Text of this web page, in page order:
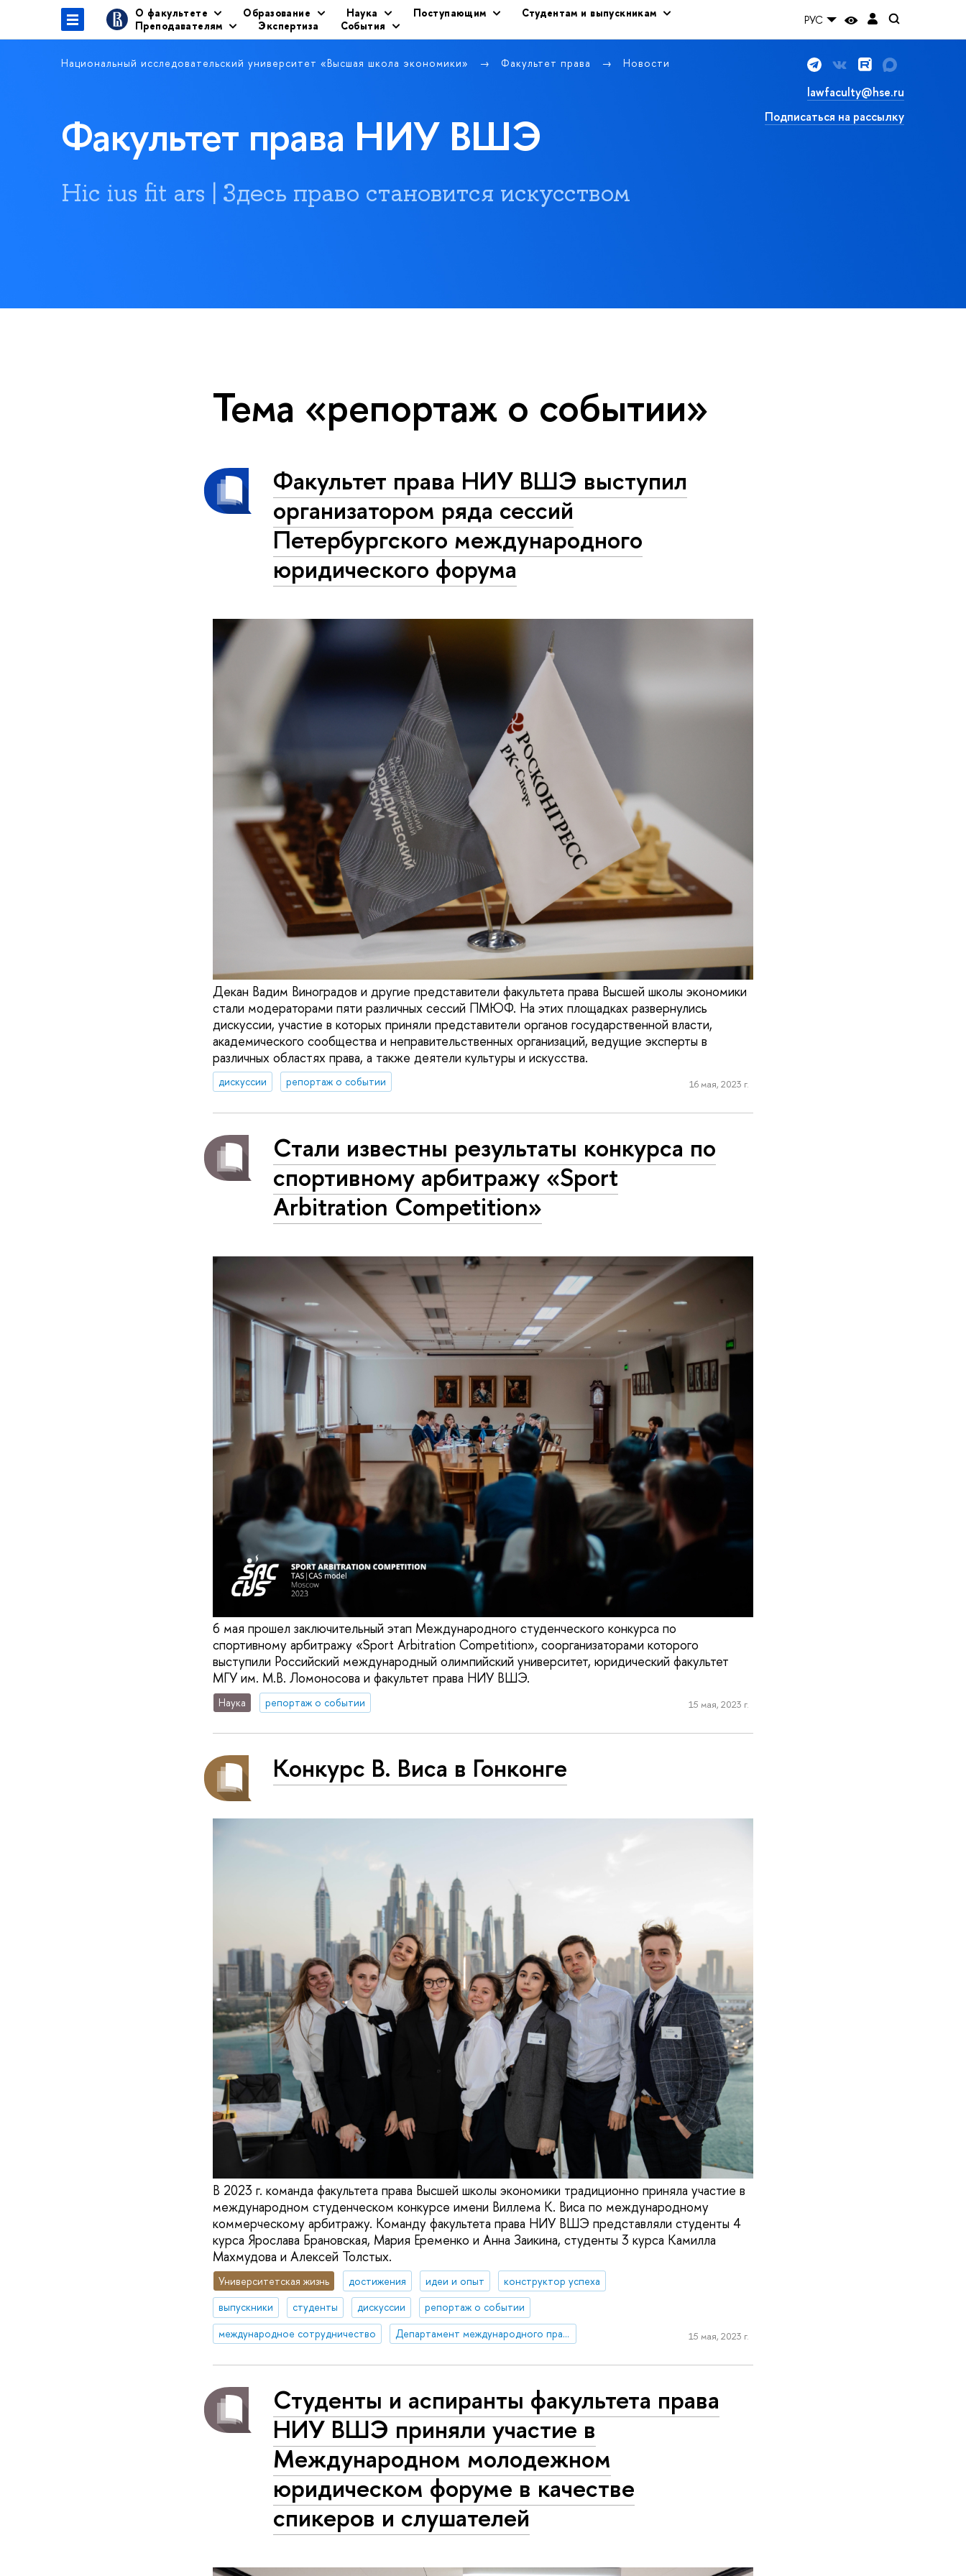
О факультете Образование Наука Поступающим
Студентам и выпускникам
Преподавателям
Экспертиза События РУС
Национальный исследовательский университет «Высшая школа экономики» Факультет права Новости
Факультет права НИУ ВШЭ
Hic ius fit ars | Здесь право становится искусством
lawfaculty@hse.ru
Подписаться на рассылку
Тема «репортаж о событии»
Факультет права НИУ ВШЭ выступил
организатором ряда сессий
Петербургского международного
юридического форума
Декан Вадим Виноградов и другие представители факультета права Высшей школы экономики
стали модераторами пяти различных сессий ПМЮФ. На этих площадках развернулись
дискуссии, участие в которых приняли представители органов государственной власти,
академического сообщества и неправительственных организаций, ведущие эксперты в
различных областях права, а также деятели культуры и искусства.
дискуссии репортаж о событии 16 мая, 2023 г.
Стали известны результаты конкурса по
спортивному арбитражу «Sport
Arbitration Competition»
6 мая прошел заключительный этап Международного студенческого конкурса по
спортивному арбитражу «Sport Arbitration Competition», соорганизаторами которого
выступили Российский международный олимпийский университет, юридический факультет
МГУ им. М.В. Ломоносова и факультет права НИУ ВШЭ.
Наука репортаж о событии 15 мая, 2023 г.
Конкурс В. Виса в Гонконге
В 2023 г. команда факультета права Высшей школы экономики традиционно приняла участие в
международном студенческом конкурсе имени Виллема К. Виса по международному
коммерческому арбитражу. Команду факультета права НИУ ВШЭ представляли студенты 4
курса Ярослава Брановская, Мария Еременко и Анна Заикина, студенты 3 курса Камилла
Махмудова и Алексей Толстых.
Университетская жизнь достижения идеи и опыт
конструктор успеха
выпускники
студенты дискуссии
репортаж о событии
международное сотрудничество
Департамент международного права 15 мая, 2023 г.
Студенты и аспиранты факультета права
НИУ ВШЭ приняли участие в
Международном молодежном
юридическом форуме в качестве
спикеров и слушателей